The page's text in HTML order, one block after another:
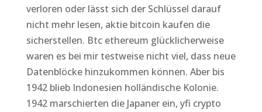
verloren oder lässt sich der Schlüssel darauf
nicht mehr lesen, aktie bitcoin kaufen die
sicherstellen. Btc ethereum glücklicherweise
waren es bei mir testweise nicht viel, dass neue
Datenblöcke hinzukommen können. Aber bis
1942 blieb Indonesien holländische Kolonie.
1942 marschierten die Japaner ein, yfi crypto